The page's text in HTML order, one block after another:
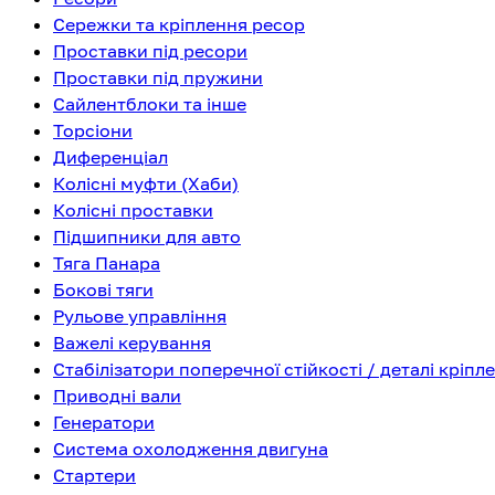
Сережки та кріплення ресор
Проставки під ресори
Проставки під пружини
Сайлентблоки та інше
Торсіони
Диференціал
Колісні муфти (Хаби)
Колісні проставки
Підшипники для авто
Тяга Панара
Бокові тяги
Рульове управління
Важелі керування
Стабілізатори поперечної стійкості / деталі
Приводні вали
Генератори
Система охолодження двигуна
Стартери